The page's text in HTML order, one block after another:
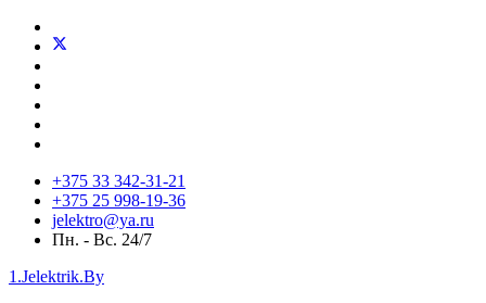
+375 33 342-31-21
+375 25 998-19-36
jelektro@ya.ru
Пн. - Вс. 24/7
1.Jelektrik.By